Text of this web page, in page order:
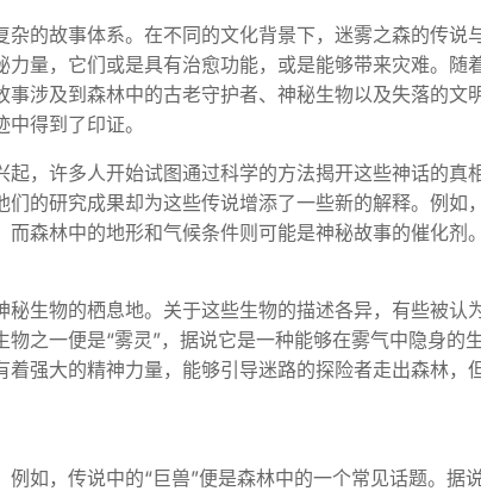
的故事体系。在不同的文化背景下，迷雾之森的传说
量，它们或是具有治愈功能，或是能够带来灾难。随
涉及到森林中的古老守护者、神秘生物以及失落的文
得到了印证。
，许多人开始试图通过科学的方法揭开这些神话的真
的研究成果却为这些传说增添了一些新的解释。例如
森林中的地形和气候条件则可能是神秘故事的催化剂。
生物的栖息地。关于这些生物的描述各异，有些被认
之一便是“雾灵”，据说它是一种能够在雾气中隐身的
强大的精神力量，能够引导迷路的探险者走出森林，
如，传说中的“巨兽”便是森林中的一个常见话题。据